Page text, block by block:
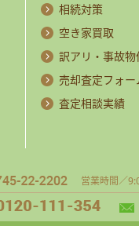
相続対策
空き家買取
訳アリ・事故
売却査定フォー
査定相談実績
営業時間／